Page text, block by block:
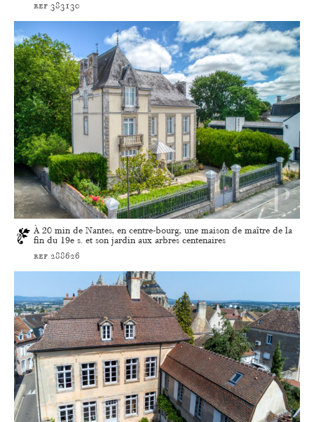
ref 383130
À 20 min de Nantes, en centre-bourg, une maison de maître de la
fin du 19e s. et son jardin aux arbres centenaires
ref 288626